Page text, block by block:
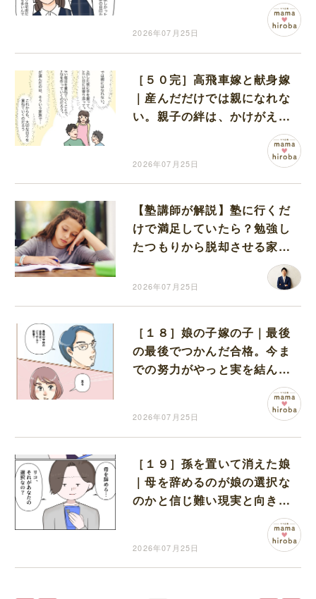
2026年07月25日
［５０完］高飛車嫁と献身嫁
｜産んだだけでは親になれな
い。親子の絆は、かけがえの
2026年07月25日
【塾講師が解説】塾に行くだ
けで満足していたら？勉強し
たつもりから脱却させる家庭
2026年07月25日
［１８］娘の子嫁の子｜最後
の最後でつかんだ合格。今ま
での努力がやっと実を結んで
2026年07月25日
［１９］孫を置いて消えた娘
｜母を辞めるのが娘の選択な
のかと信じ難い現実と向き合
2026年07月25日